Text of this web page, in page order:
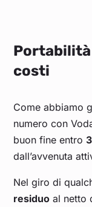
Portabilità
costi
Come abbiamo
numero con
buon fine entro
dall’avvenuta
Nel giro di
residuo al netto